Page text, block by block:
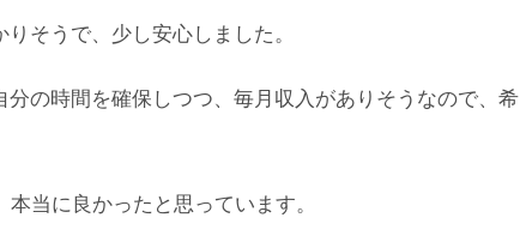
そうで、少し安心しました。
の時間を確保しつつ、毎月収入がありそうなので、希
当に良かったと思っています。